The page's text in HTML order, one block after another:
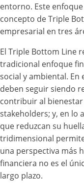
entorno. Este
concepto de Triple
empresarial en tres
El Triple Bottom Line
tradicional enfoque
social y ambiental. En
deben seguir siendo
contribuir al bienestar
stakeholders; y, en lo
que reduzcan su
tridimensional
una perspectiva más
financiera no es el
largo plazo.